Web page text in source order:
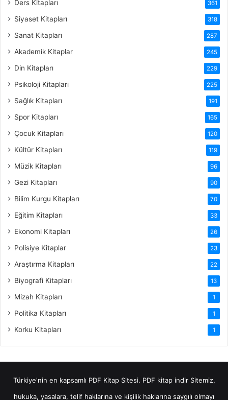
Ders Kitapları 361
Siyaset Kitapları 318
Sanat Kitapları 287
Akademik Kitaplar 245
Din Kitapları 229
Psikoloji Kitapları 225
Sağlık Kitapları 191
Spor Kitapları 165
Çocuk Kitapları 120
Kültür Kitapları 119
Müzik Kitapları 96
Gezi Kitapları 90
Bilim Kurgu Kitapları 70
Eğitim Kitapları 33
Ekonomi Kitapları 26
Polisiye Kitaplar 23
Araştırma Kitapları 22
Biyografi Kitapları 13
Mizah Kitapları 1
Politika Kitapları 1
Korku Kitapları 1
Türkiye'nin en kapsamlı PDF Kitap Sitesi. PDF kitap indirSitemiz,
hukuka, yasalara, telif haklarına ve kişilik haklarına saygılı olmayı